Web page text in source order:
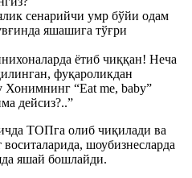
сенарийчи умр бўйи одам
яшашига тўғри
ётиб чиққан! Неча
фуқароликдан
Хонимнинг “Eat me, baby”
дейсиз?..”
ТОПга олиб чиқилади ва
шоубизнесларда
яшай бошлайди.